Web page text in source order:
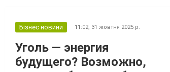
без шума Современные Триллеры онлайн
сценами. Они играют на деталях: тихие
шаги по лестнице, неотп...
Бізнес новини 11:02, 31 жовтня 2025 р.
Уголь — энергия
будущего? Возможно,